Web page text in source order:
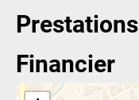
Prestations
Financier